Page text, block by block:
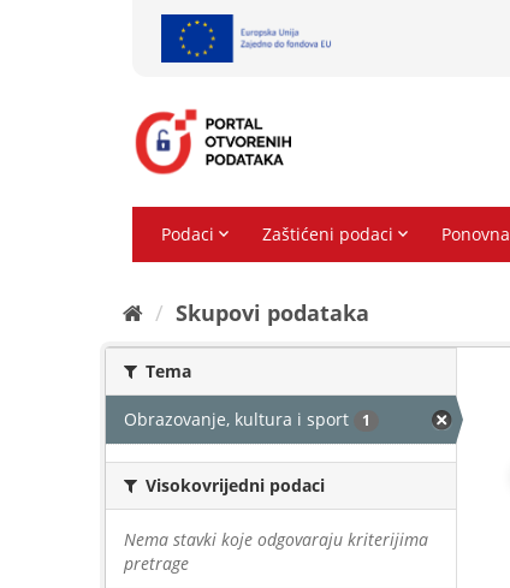
Skupovi podаtаkа
Tema
Obrazovanje, kultura i sport 1
Visokovrijedni podaci
Nema stavki koje odgovaraju kriterijima
pretrage